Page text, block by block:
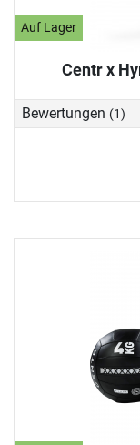
Auf Lager
Centr x
Bewertungen (1)